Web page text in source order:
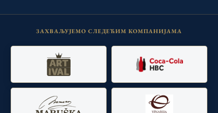
ЗАХВАЉУЈЕМО СЛЕДЕЋИМ КОМПАНИЈАМА